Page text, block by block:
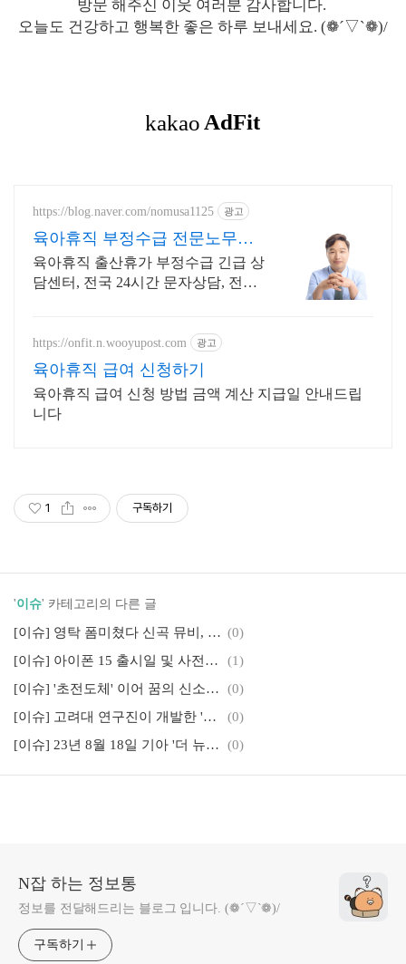
방문 해주신 이웃 여러분 감사합니다.
오늘도 건강하고 행복한 좋은 하루 보내세요. (❁´▽`❁)/
https://blog.naver.com/nomusa1125 광고
육아휴직 부정수급 전문노무사
노동부출신노무사
육아휴직 출산휴가 부정수급 긴급 상
담센터, 전국 24시간 문자상담, 전문
https://onfit.n.wooyupost.com 광고
육아휴직 급여 신청하기
육아휴직 급여 신청 방법 금액 계산 지급일 안내드립
니다
1 구독하기
'이슈' 카테고리의 다른 글
[이슈] 영탁 폼미쳤다 신곡 뮤비, 영탁 디시인사이드 갤러리 바로가기 및 영탁 스케줄 (0)
[이슈] 아이폰 15 출시일 및 사전예약 가격 할인과 혜택, 방법
(1)
[이슈] '초전도체' 이어 꿈의 신소재 '맥신' 대량생산과 관련주
(0)
[이슈] 고려대 연구진이 개발한 '상온 초전도체(LK-99)' 초전도체가 아닌 '절연체'
(0)
[이슈] 23년 8월 18일 기아 '더 뉴 쏘렌토' 출시, 8월 신차 구매 혜택 정보
(0)
N잡 하는 정보통
정보를 전달해드리는 블로그 입니다. (❁´▽`❁)/
구독하기